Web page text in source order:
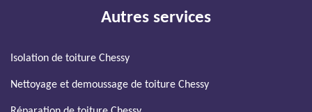
Autres services
Isolation de toiture Chessy
Nettoyage et demoussage de toiture Chessy